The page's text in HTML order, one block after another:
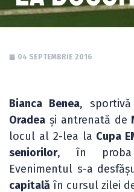
04 SEPTEMBRIE 2016
Bianca Benea,
Oradea și antrenată de
locul al 2-lea la Cupa
seniorilor, în
Evenimentul s-a
capitală în cursul zilei